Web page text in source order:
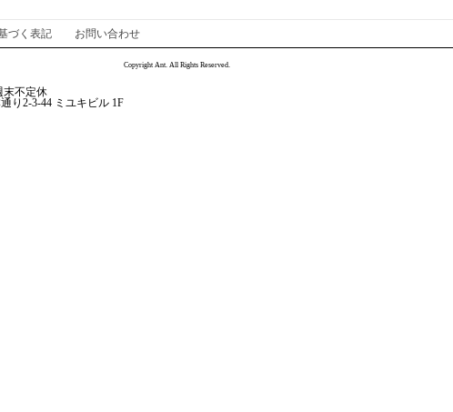
づく表記 お問い合わせ
末不定休
り2-3-44 ミユキビル 1F
Copyright Ant. All Rights Reserved.